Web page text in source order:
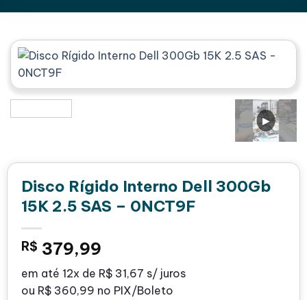
Disco Rígido Interno Dell 300Gb
15K 2.5 SAS – 0NCT9F
R$ 379,99
em até 12x de R$ 31,67 s/ juros
ou R$ 360,99 no PIX/Boleto